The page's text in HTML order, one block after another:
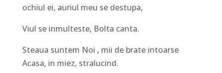
ochiul ei, auriul meu se destupa,
Viul se inmulteste, Bolta canta.
Steaua suntem Noi , mii de brate intoarse
Acasa, in miez, stralucind.